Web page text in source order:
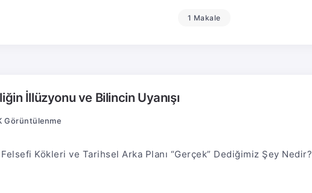
1 Makale
İllüzyonu ve Bilincin Uyanışı
Görüntülenme
Felsefi Kökleri ve Tarihsel Arka Planı “Gerçek” Dediğimiz Şey Nedir?